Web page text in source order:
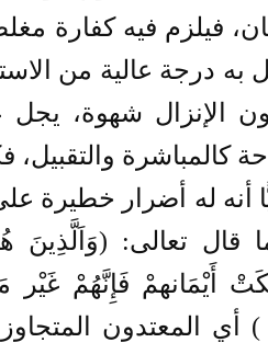
فيلزم فيه كفارة
به درجة عالية من
الإنزال شهوة،
كالمباشرة
أنه له أضرار خطيرة
قال تعالى: (وَاَلَّذِينَ
أَيْمَانهمْ فَإِنَّهُمْ غَيْر
أي المعتدون